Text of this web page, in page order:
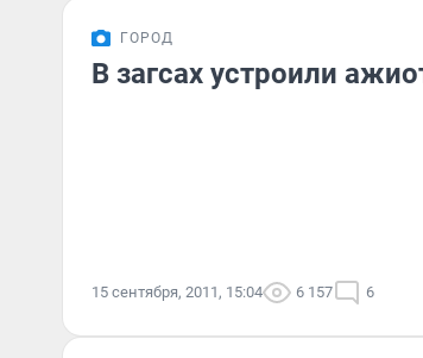
ГОРОД
В загсах устроили
15 сентября, 2011, 15:04 6 157 6